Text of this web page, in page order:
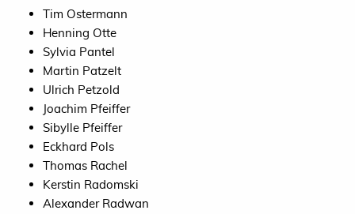
Tim Ostermann
Henning Otte
Sylvia Pantel
Martin Patzelt
Ulrich Petzold
Joachim Pfeiffer
Sibylle Pfeiffer
Eckhard Pols
Thomas Rachel
Kerstin Radomski
Alexander Radwan